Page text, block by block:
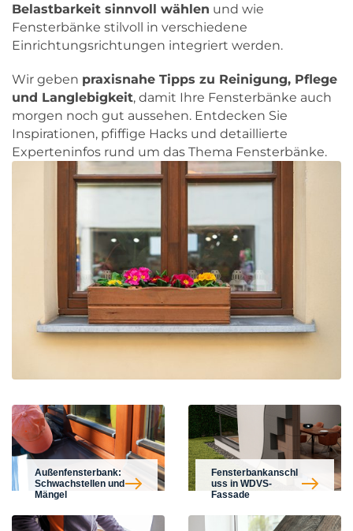
Belastbarkeit sinnvoll wählen und wie
Fensterbänke stilvoll in verschiedene
Einrichtungsrichtungen integriert werden.
Wir geben praxisnahe Tipps zu Reinigung, Pflege
und Langlebigkeit, damit Ihre Fensterbänke auch
morgen noch gut aussehen. Entdecken Sie
Inspirationen, pfiffige Hacks und detaillierte
Experteninfos rund um das Thema Fensterbänke.
Außenfensterbank:
Schwachstellen und
Mängel
Fensterbankanschl
uss in WDVS-
Fassade